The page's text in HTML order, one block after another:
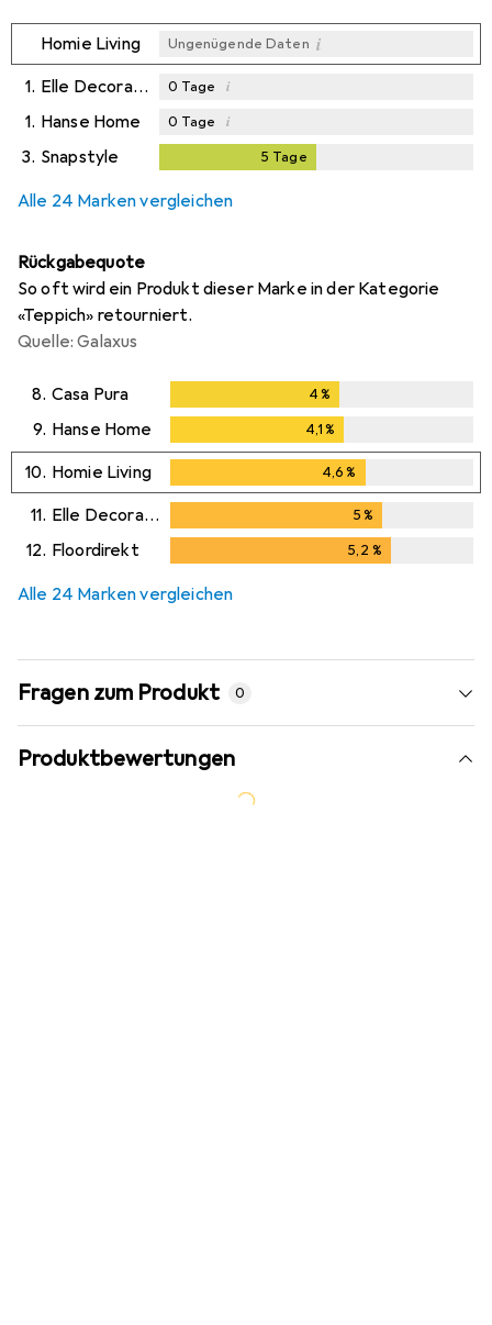
Homie Living Ungenügende Daten i
1. Elle Decoration 0 Tage i
1. Hanse Home 0 Tage i
3. Snapstyle 5 Tage
Alle 24 Marken vergleichen
Rückgabequote
So oft wird ein Produkt dieser Marke in der Kategorie
«Teppich» retourniert.
Quelle: Galaxus
8. Casa Pura 4%
9. Hanse Home 4,1%
10. Homie Living 4,6%
11. Elle Decoration 5%
12. Floordirekt 5,2 %
Alle 24 Marken vergleichen
Fragen zum Produkt 0
Produktbewertungen